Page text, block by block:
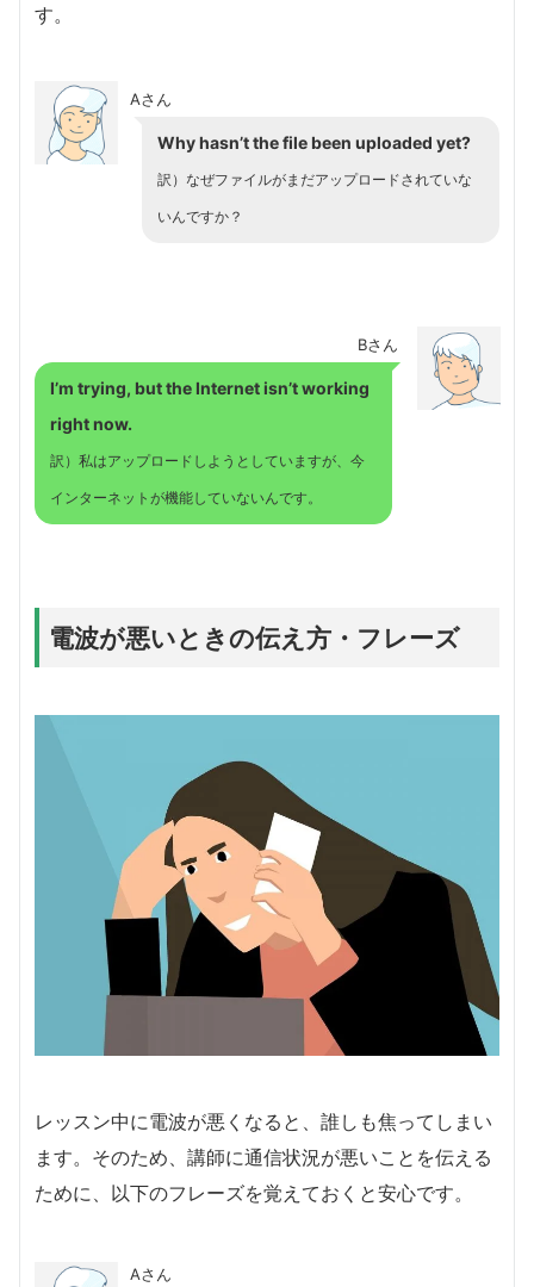
す。
Aさん
Why hasn’t the file been uploaded yet?
訳）なぜファイルがまだアップロードされていな
いんですか？
Bさん
I’m trying, but the Internet isn’t working
right now.
訳）私はアップロードしようとしていますが、今
インターネットが機能していないんです。
電波が悪いときの伝え方・フレーズ
レッスン中に電波が悪くなると、誰しも焦ってしまい
ます。そのため、講師に通信状況が悪いことを伝える
ために、以下のフレーズを覚えておくと安心です。
Aさん